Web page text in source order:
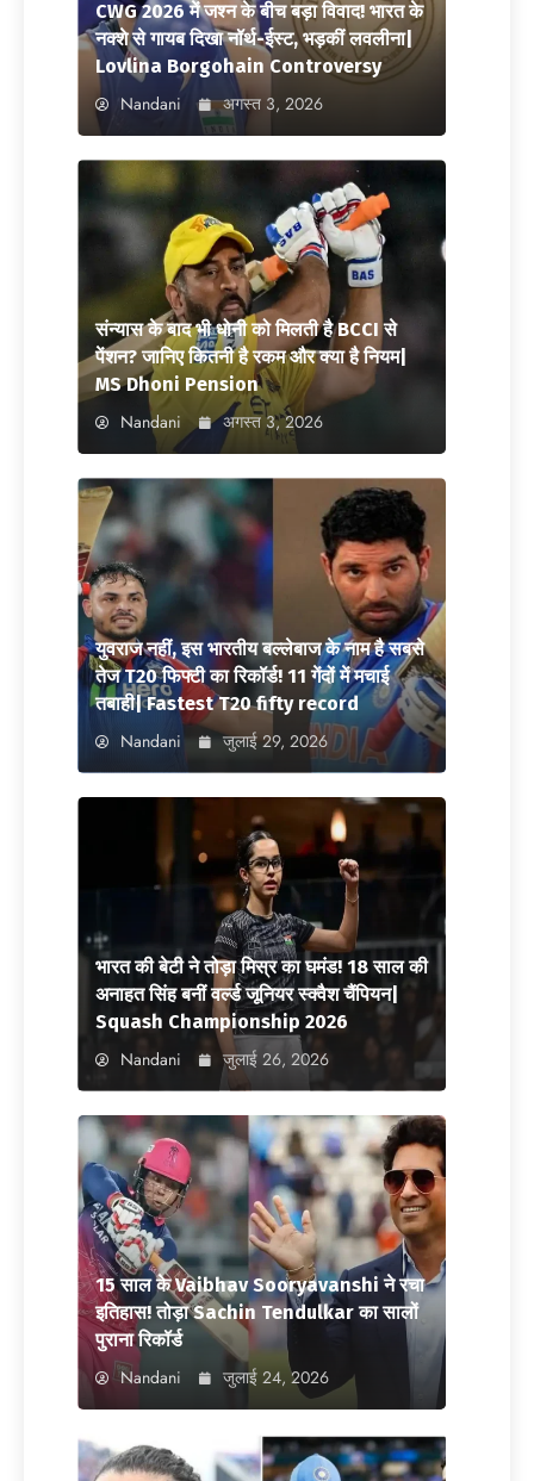
CWG 2026 में जश्न के बीच बड़ा विवाद! भारत के
नक्शे से गायब दिखा नॉर्थ-ईस्ट, भड़कीं लवलीना|
Lovlina Borgohain Controversy
Nandani अगस्त 3, 2026
संन्यास के बाद भी धोनी को मिलती है BCCI से
पेंशन? जानिए कितनी है रकम और क्या है नियम|
MS Dhoni Pension
Nandani अगस्त 3, 2026
युवराज नहीं, इस भारतीय बल्लेबाज के नाम है सबसे
तेज T20 फिफ्टी का रिकॉर्ड! 11 गेंदों में मचाई
तबाही| Fastest T20 fifty record
Nandani जुलाई 29, 2026
भारत की बेटी ने तोड़ा मिस्र का घमंड! 18 साल की
अनाहत सिंह बनीं वर्ल्ड जूनियर स्क्वैश चैंपियन|
Squash Championship 2026
Nandani जुलाई 26, 2026
15 साल के Vaibhav Sooryavanshi ने रचा
इतिहास! तोड़ा Sachin Tendulkar का सालों
पुराना रिकॉर्ड
Nandani जुलाई 24, 2026